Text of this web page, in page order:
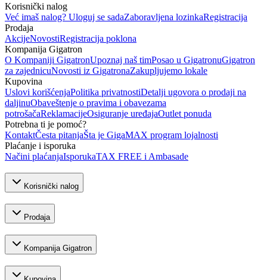
Korisnički nalog
Već imaš nalog? Uloguj se sadaZaboravljena lozinkaRegistracija
Prodaja
AkcijeNovostiRegistracija poklona
Kompanija Gigatron
O Kompaniji GigatronUpoznaj naš timPosao u GigatronuGigatron
za zajednicuNovosti iz GigatronaZakupljujemo lokale
Kupovina
Uslovi korišćenjaPolitika privatnostiDetalji ugovora o prodaji na
daljinuObaveštenje o pravima i obavezama
potrošačaReklamacijeOsiguranje uređajaOutlet ponuda
Potrebna ti je pomoć?
KontaktČesta pitanjaŠta je GigaMAX program lojalnosti
Plaćanje i isporuka
Načini plaćanjaIsporukaTAX FREE i Ambasade
Korisnički nalog
Prodaja
Kompanija Gigatron